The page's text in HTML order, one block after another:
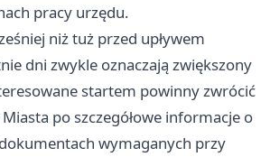
pracy urzędu.
niż tuż przed upływem
dni zwykle oznaczają zwiększony
startem powinny zwrócić
po szczegółowe informacje o
wymaganych przy